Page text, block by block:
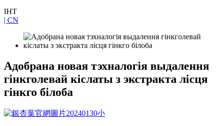
ІНТ
| CN
Адобрана новая тэхналогія выдалення
гінкголевай кіслаты з экстракта лісця
гінкго білоба